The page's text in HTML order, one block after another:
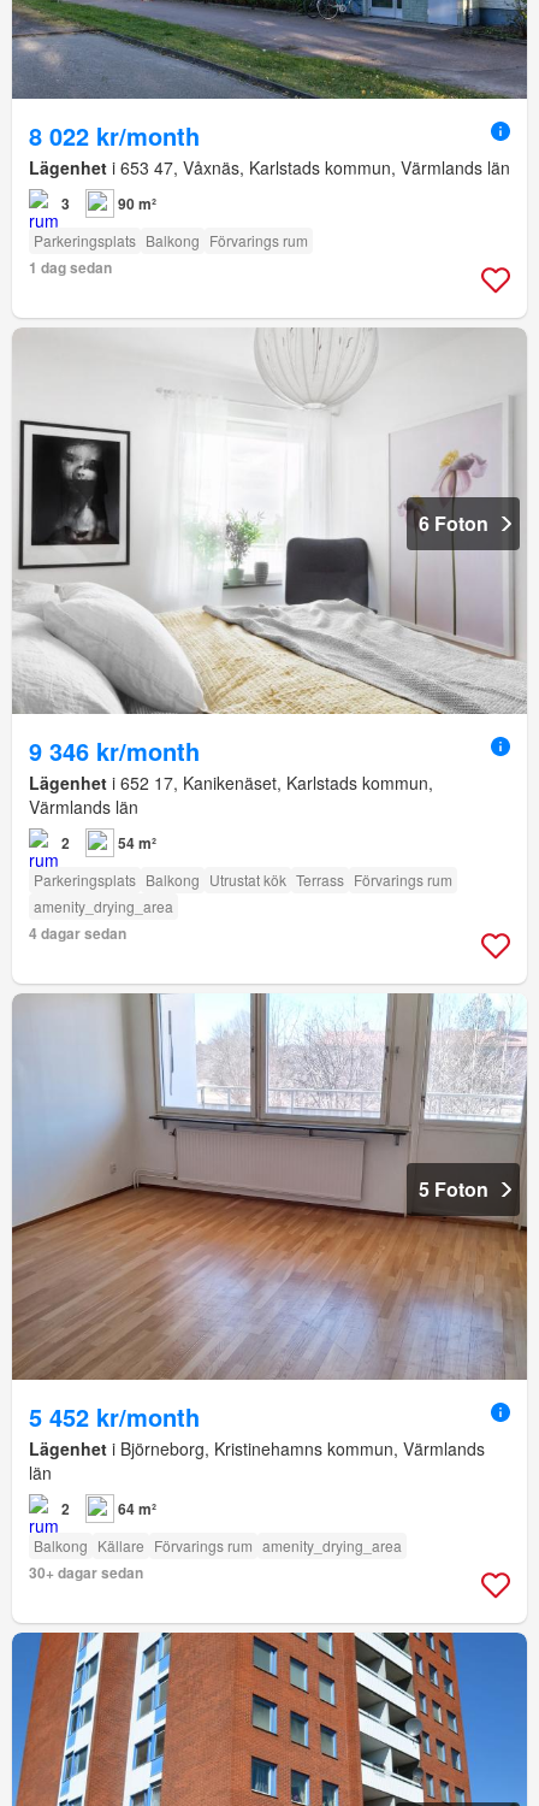
8 022 kr/month
Lägenhet i 653 47, Våxnäs, Karlstads kommun, Värmlands län
3 90 m²
Parkeringsplats Balkong Förvarings rum
1 dag sedan
6 Foton
9 346 kr/month
Lägenhet i 652 17, Kanikenäset, Karlstads kommun,
Värmlands län
2 54 m²
Parkeringsplats Balkong Utrustat kök Terrass Förvarings rum
amenity_drying_area
4 dagar sedan
5 Foton
5 452 kr/month
Lägenhet i Björneborg, Kristinehamns kommun, Värmlands
län
2 64 m²
Balkong Källare Förvarings rum amenity_drying_area
30+ dagar sedan